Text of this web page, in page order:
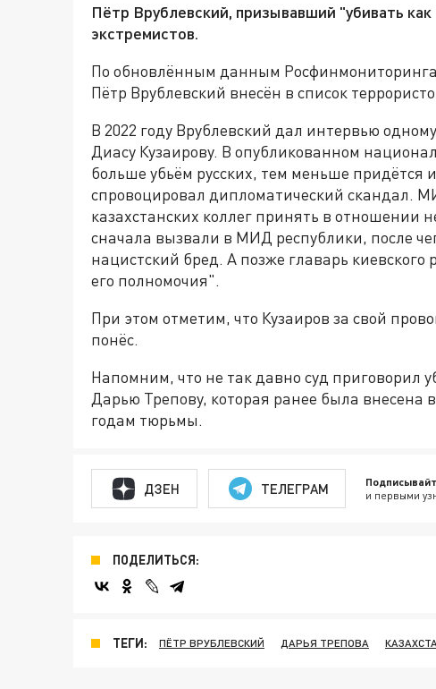
Пётр Врублевский, призывавший "убивать
экстремистов.
По обновлённым данным
Пётр Врублевский внесён в список
В 2022 году Врублевский дал интервью
Диасу Кузаирову. В опубликованном
больше убьём русских, тем меньше
спровоцировал дипломатический скандал.
казахстанских коллег принять в отношении
сначала вызвали в МИД республики, после
нацистский бред. А позже главарь
его полномочия".
При этом отметим, что Кузаиров за свой
понёс.
Напомним, что не так давно суд приговорил
Дарью Трепову, которая ранее была внесена
годам тюрьмы.
ДЗЕН ТЕЛЕГРАМ и первыми
ПОДЕЛИТЬСЯ:
ТЕГИ: ПЁТР ВРУБЛЕВСКИЙ ДАРЬЯ ТРЕПОВА